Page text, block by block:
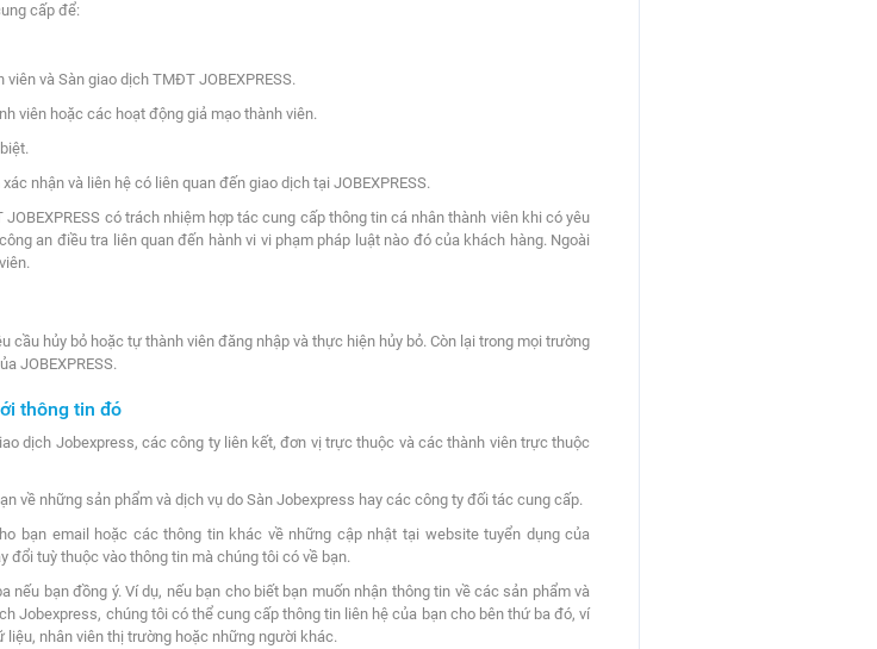
cấp để:
và Sàn giao dịch TMĐT JOBEXPRESS.
viên hoặc các hoạt động giả mạo thành viên.
nhận và liên hệ có liên quan đến giao dịch tại JOBEXPRESS.
có trách nhiệm hợp tác cung cấp thông tin cá nhân thành viên khi có yêu
an điều tra liên quan đến hành vi vi phạm pháp luật nào đó của khách hàng. Ngoài
hủy bỏ hoặc tự thành viên đăng nhập và thực hiện hủy bỏ. Còn lại trong mọi trường
JOBEXPRESS.
thông tin đó
dịch Jobexpress, các công ty liên kết, đơn vị trực thuộc và các thành viên trực thuộc
về những sản phẩm và dịch vụ do Sàn Jobexpress hay các công ty đối tác cung cấp.
bạn email hoặc các thông tin khác về những cập nhật tại website tuyển dụng của
đổi tuỳ thuộc vào thông tin mà chúng tôi có về bạn.
bạn đồng ý. Ví dụ, nếu bạn cho biết bạn muốn nhận thông tin về các sản phẩm và
Jobexpress, chúng tôi có thể cung cấp thông tin liên hệ của bạn cho bên thứ ba đó, ví
nhân viên thị trường hoặc những người khác.